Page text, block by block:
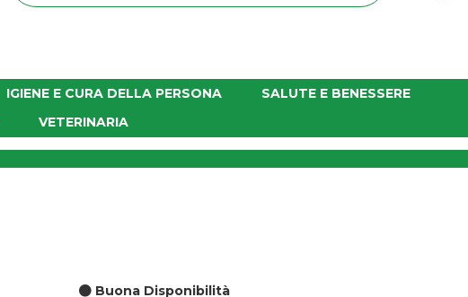
IGIENE E CURA DELLA PERSONA
SALUTE E BENESSERE
VETERINARIA
Buona Disponibilità